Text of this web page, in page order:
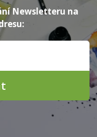
Newsletteru na